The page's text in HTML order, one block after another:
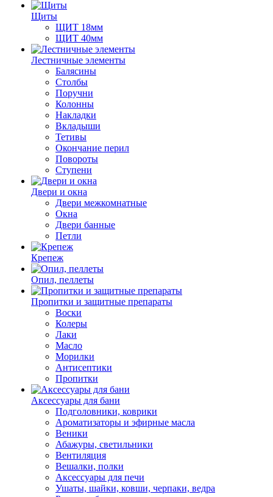
Щиты
ЩИТ 18мм
ЩИТ 40мм
Лестничные элементы
Балясины
Столбы
Поручни
Колонны
Накладки
Вкладыши
Тетивы
Окончание перил
Повороты
Ступени
Двери и окна
Двери межкомнатные
Окна
Двери банные
Петли
Крепеж
Опил, пеллеты
Пропитки и защитные препараты
Воски
Колеры
Лаки
Масло
Морилки
Антисептики
Пропитки
Аксессуары для бани
Подголовники, коврики
Ароматизаторы и эфирные масла
Веники
Абажуры, светильники
Вентиляция
Вешалки, полки
Аксессуары для печи
Ушаты, шайки, ковши, черпаки, ведра